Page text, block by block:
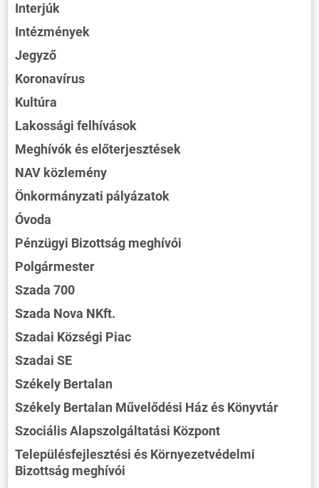
Interjúk
Intézmények
Jegyző
Koronavírus
Kultúra
Lakossági felhívások
Meghívók és előterjesztések
NAV közlemény
Önkormányzati pályázatok
Óvoda
Pénzügyi Bizottság meghívói
Polgármester
Szada 700
Szada Nova NKft.
Szadai Községi Piac
Szadai SE
Székely Bertalan
Székely Bertalan Művelődési Ház és Könyvtár
Szociális Alapszolgáltatási Központ
Településfejlesztési és Környezetvédelmi
Bizottság meghívói